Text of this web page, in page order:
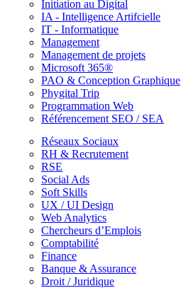
Initiation au Digital
IA - Intelligence Artifcielle
IT - Informatique
Management
Management de projets
Microsoft 365®
PAO & Conception Graphique
Phygital Trip
Programmation Web
Référencement SEO / SEA
Réseaux Sociaux
RH & Recrutement
RSE
Social Ads
Soft Skills
UX / UI Design
Web Analytics
Chercheurs d’Emplois
Comptabilité
Finance
Banque & Assurance
Droit / Juridique